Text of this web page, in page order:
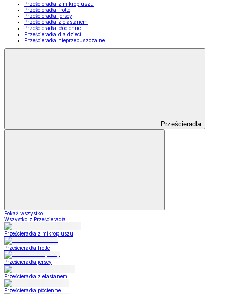
Prześcieradła z mikropluszu
Prześcieradła frotte
Prześcieradła jersey
Prześcieradła z elastanem
Prześcieradła płócienne
Prześcieradła dla dzieci
Prześcieradła nieprzepuszczalne
Prześcieradła
Pokaż wszystko
Wszystko z Prześcieradła
Prześcieradła z mikropluszu
Prześcieradła frotte
Prześcieradła jersey
Prześcieradła z elastanem
Prześcieradła płócienne